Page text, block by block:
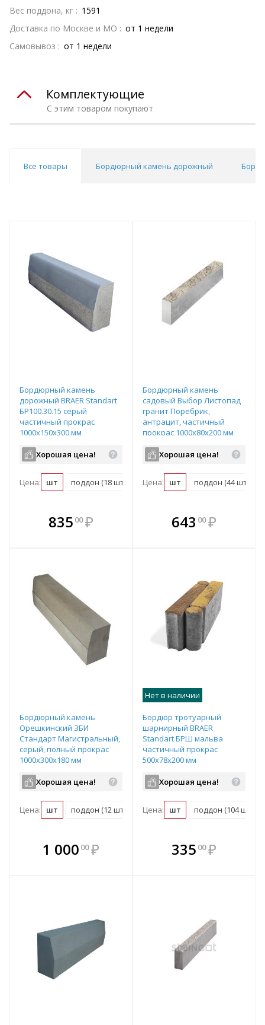
Вес поддона, кг : 1591
Доставка по Москве и МО : от 1 недели
Самовывоз : от 1 недели
С этим товаром покупают
Комплектующие
Все товары Бордюрный камень дорожный
Бордюрный камень
дорожный BRAER Standart
БР100.30.15 серый
частичный прокрас
1000х150х300 мм
Хорошая цена!
Цена: шт поддон (18 шт)
835 00 ₽
В комплекте
всегда выгоднее!
Бордюрный камень
садовый Выбор Листопад
гранит Поребрик,
антрацит, частичный
прокрас 1000х80х200 мм
Хорошая цена!
Цена: шт поддон (44 шт)
В комплекте
всегда выгоднее!
643 00 ₽
Бордюрный камень
Орешкинский ЗБИ
Стандарт Магистральный,
серый, полный прокрас
1000х300х180 мм
Хорошая цена!
Цена: шт поддон (12 шт)
1 000 00 ₽
В комплекте
всегда выгоднее!
Нет в наличии
Бордюр тротуарный
шарнирный BRAER
Standart БРШ мальва
частичный прокрас
500х78х200 мм
Хорошая цена!
Цена: шт поддон (104 шт)
В комплекте
всегда выгоднее!
335 00 ₽